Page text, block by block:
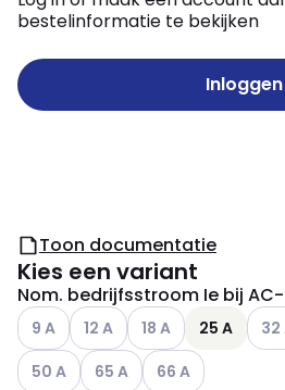
bestelinformatie te bekijken
Inloggen
Toon documentatie
Kies een variant
Nom. bedrijfsstroom Ie bij
Andere varianten (Huidige
9 A Andere varianten (Huidige
12 A Andere varianten
18 A 25 A 32
Andere varianten (Huidige
50 A Andere varianten (Huidige
65 A Andere varianten
66 A